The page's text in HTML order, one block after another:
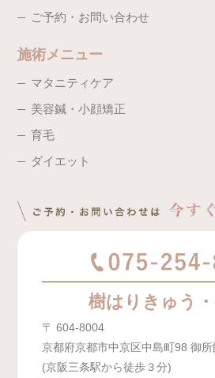
ご予約・お問い合わせ
施術メニュー
マタニティケア
美容鍼・小顔矯正
育毛
ダイエット
樹はりきゅう
〒 604-8004
京都府京都市中京区中島町98 御
(京阪三条駅から徒歩３分)